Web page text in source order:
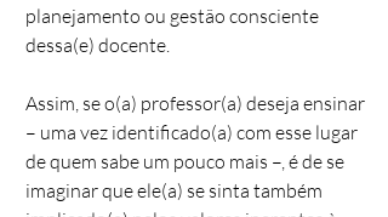
planejamento ou gestão consciente
dessa(e) docente.
Assim, se o(a) professor(a) deseja ensinar
– uma vez identificado(a) com esse lugar
de quem sabe um pouco mais –, é de se
imaginar que ele(a) se sinta também